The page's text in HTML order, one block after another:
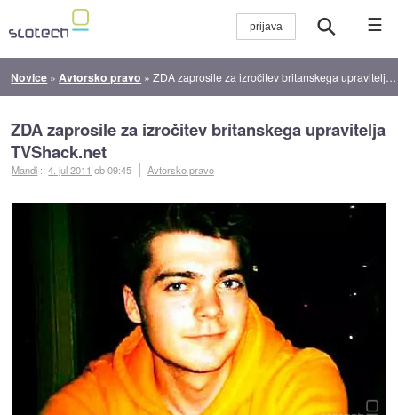
☰
Novice » Avtorsko pravo »ZDA zaprosile za izročitev britanskega upravitelja TVShack.net
ZDA zaprosile za izročitev britanskega upravitelja
TVShack.net
Mandi ::4. jul 2011 ob 09:45 Avtorsko pravo